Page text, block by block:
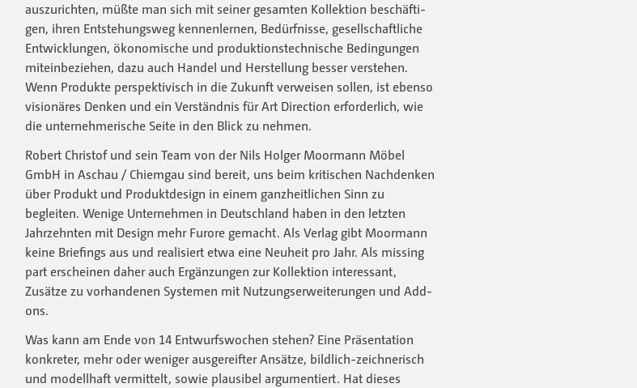
auszurichten, müßte man sich mit seiner gesamten Kollek­tion beschäfti­
gen, ihren Entstehungsweg kennenlernen, Bedürfnisse, gesellschaftliche
Entwicklungen, öko­nomische und produktionstechnische Bedingungen
miteinbeziehen, dazu auch Handel und Herstellung besser verstehen.
Wenn Produkte perspektivisch in die Zukunft verwei­sen sollen, ist ebenso
visionäres Denken und ein Verständnis für Art Direction erforderlich, wie
die unternehmeri­sche Seite in den Blick zu nehmen.
Robert Christof und sein Team von der Nils Holger Moormann Möbel
GmbH in Aschau / Chiemgau sind bereit, uns beim kritischen Nachdenken
über Produkt und Produktdesign in einem ganzheitlichen Sinn zu
begleiten. Wenige Unternehmen in Deutschland haben in den letzten
Jahrzehnten mit Design mehr Furore gemacht. Als Verlag gibt Moormann
keine Briefings aus und realisiert etwa eine Neuheit pro Jahr. Als missing
part erscheinen daher auch Ergänzungen zur Kollektio­n interessant,
Zusätze zu vorhandenen Systemen mit Nutzungserweiterungen und Add-
ons.
Was kann am Ende von 14 Entwurfswochen stehen? Eine Präsentation
konkreter, mehr oder weniger aus­gereifter Ansätze, bildlich-zeichnerisch
und modellhaft vermittelt, sowie plausibel argumentiert. Hat dieses